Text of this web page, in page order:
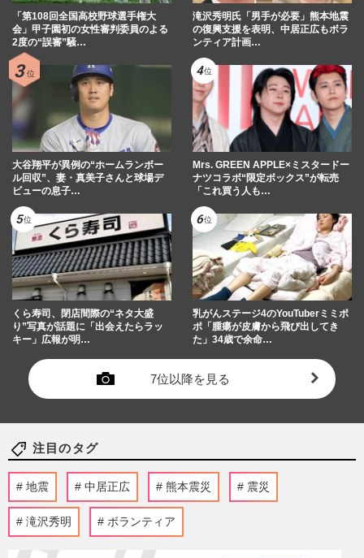
「第108回全国高校野球選手権大
会」甲子園初の女性審判委員のよる
2度の“誤審”騒…
滝沢秀明氏「男手が必要」熊本地震
の復興支援を表明、中居正広もボラ
ンティア計画…
大谷翔平が異例の“ホームランボー
ル回収”、妻・真美子さんと球場デ
ビューの息子…
Mrs. GREEN APPLE×ミスタードー
ナツコラボ“限定ボックス”が転売
「これ買う人も…
くら寿司、閉店間際の“ネタ大盛
り”写真が話題に「出会えたらラッ
キー」広報が明…
乳がんステージ4のYouTuberミミポ
ポ「腫瘍が皮膚から飛び出してき
た」34歳で余命…
7位以降を見る
注目のタグ
地震 中居正広 熊本震災 震災
滝沢秀明 ボランティア